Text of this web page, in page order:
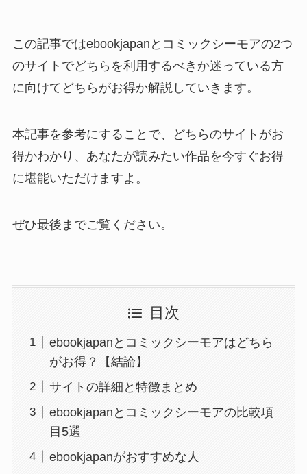
この記事ではebookjapanとコミックシーモアの2つ
のサイトでどちらを利用するべきか迷っている方
に向けてどちらがお得か解説していきます。
本記事を参考にすることで、どちらのサイトがお
得かわかり、あなたが読みたい作品を今すぐお得
に堪能いただけますよ。
ぜひ最後までご覧ください。
目次
ebookjapanとコミックシーモアはどちら
がお得？【結論】
サイトの詳細と特徴まとめ
ebookjapanとコミックシーモアの比較項
目5選
ebookjapanがおすすめな人